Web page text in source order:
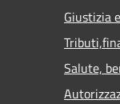
Giustizia
Salute,